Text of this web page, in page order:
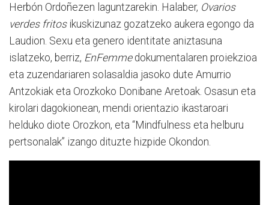
Herbón Ordoñezen laguntzarekin. Halaber, Ovarios
verdes fritosikuskizunaz gozatzeko aukera egongo da
Laudion. Sexu eta genero identitate aniztasuna
islatzeko, berriz, EnFemmedokumentalaren proiekzioa
eta zuzendariaren solasaldia jasoko dute Amurrio
Antzokiak eta Orozkoko Donibane Aretoak. Osasun eta
kirolari dagokionean, mendi orientazio ikastaroari
helduko diote Orozkon, eta “Mindfulness eta helburu
pertsonalak” izango dituzte hizpide Okondon.